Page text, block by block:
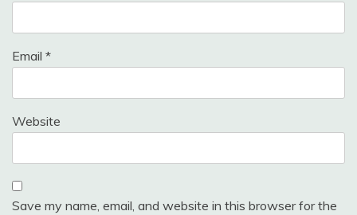
Email *
Website
Save my name, email, and website in this browser for the